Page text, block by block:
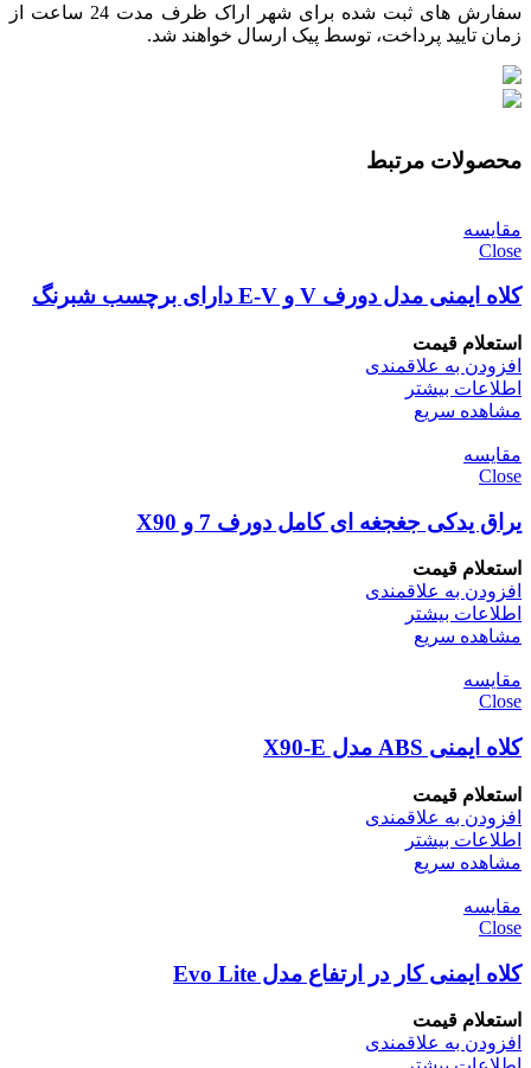
سفارش های ثبت شده برای شهر اراک ظرف مدت 24 ساعت از
زمان تایید پرداخت، توسط پیک ارسال خواهند شد.
محصولات مرتبط
مقایسه
Close
کلاه ایمنی مدل دورف V و E-V دارای برچسب شبرنگ
استعلام قیمت
افزودن به علاقمندی
اطلاعات بیشتر
مشاهده سریع
مقایسه
Close
یراق یدکی جغجغه ای کامل دورف 7 و X90
استعلام قیمت
افزودن به علاقمندی
اطلاعات بیشتر
مشاهده سریع
مقایسه
Close
کلاه ایمنی ABS مدل X90-E
استعلام قیمت
افزودن به علاقمندی
اطلاعات بیشتر
مشاهده سریع
مقایسه
Close
کلاه ایمنی کار در ارتفاع مدل Evo Lite
استعلام قیمت
افزودن به علاقمندی